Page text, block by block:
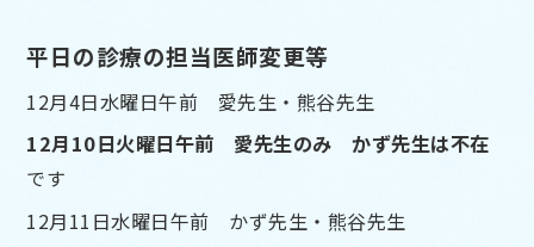
平日の診療の担当医師変更等
12月4日水曜日午前 愛先生・熊谷先生
12月10日火曜日午前 愛先生のみ かず先生は不在
です
12月11日水曜日午前 かず先生・熊谷先生